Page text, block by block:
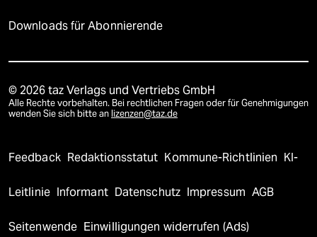
Downloads für Abonnierende
© 2026 taz Verlags und Vertriebs GmbH
Alle Rechte vorbehalten. Bei rechtlichen Fragen oder für Genehmigungen
wenden Sie sich bitte an lizenzen@taz.de
Feedback Redaktionsstatut Kommune-Richtlinien KI-
Leitlinie Informant Datenschutz Impressum AGB
Seitenwende Einwilligungen widerrufen (Ads)